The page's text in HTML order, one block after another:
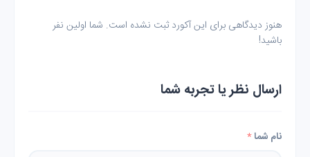
هنوز دیدگاهی برای این آکورد ثبت نشده است. شما اولین نفر
باشید!
ارسال نظر یا تجربه شما
نام شما*